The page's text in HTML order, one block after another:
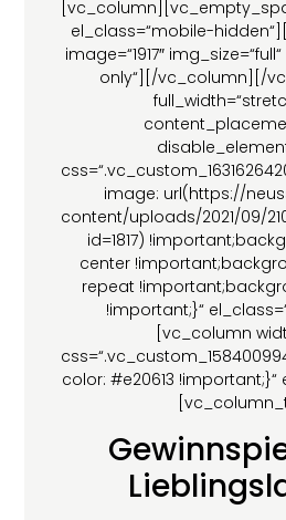
el_class=“mobile-
image=“1917″
only“][/vc_column][/
image: url(https://
content/uploads/2021/09/
id=1817)
center
repeat
!important;}“
[vc_column
color: #e20613 !important;}“